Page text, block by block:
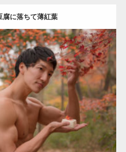
腐に落ちて薄紅葉
2022.01.22
AKIHITO(細マッチョ) 上腕二頭筋
上
腕三頭筋 肩